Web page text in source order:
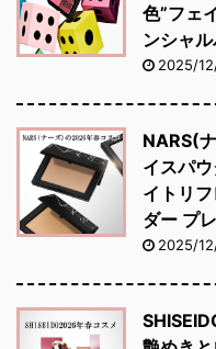
色”フェ
ンシャ
2025/
NARS(
イスパ
イトリ
ダー プ
2025/